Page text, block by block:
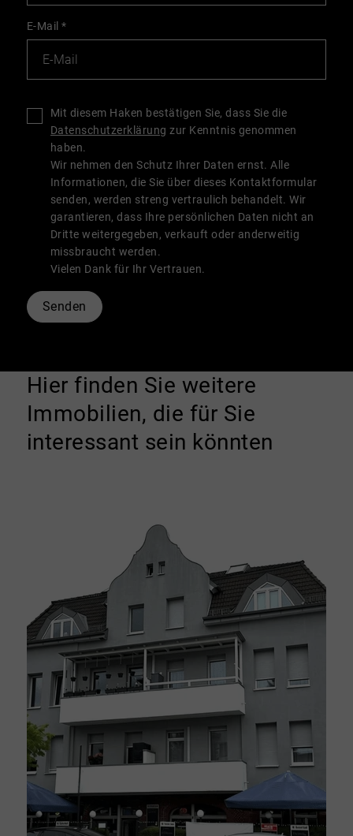
E-Mail*
Mit diesem Haken bestätigen Sie, dass Sie die
Datenschutzerklärung zur Kenntnis genommen
haben.
Wir nehmen den Schutz Ihrer Daten ernst. Alle
Informationen, die Sie über dieses Kontaktformular
senden, werden streng vertraulich behandelt. Wir
garantieren, dass Ihre persönlichen Daten nicht an
Dritte weitergegeben, verkauft oder anderweitig
missbraucht werden.
Vielen Dank für Ihr Vertrauen.
Senden
Hier finden Sie weitere
Immobilien, die für Sie
interessant sein könnten